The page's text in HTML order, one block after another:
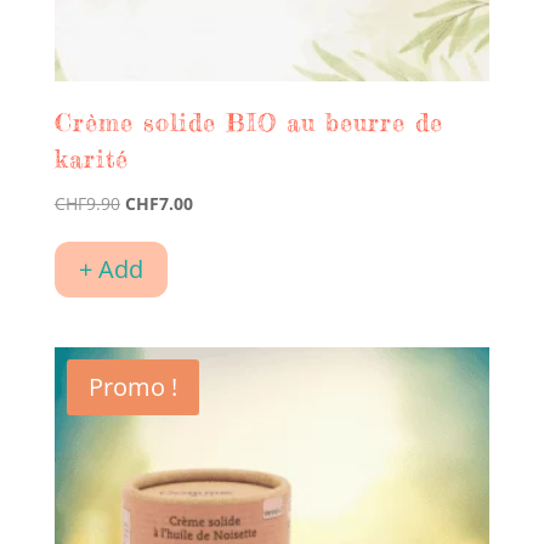
Crème solide BIO au beurre de
karité
CHF9.90 Le
initial
était :
CHF7.00Le
+ Add
Promo !